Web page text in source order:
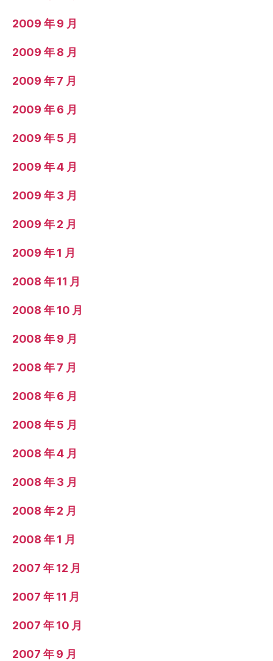
2009 年 9 月
2009 年 8 月
2009 年 7 月
2009 年 6 月
2009 年 5 月
2009 年 4 月
2009 年 3 月
2009 年 2 月
2009 年 1 月
2008 年 11 月
2008 年 10 月
2008 年 9 月
2008 年 7 月
2008 年 6 月
2008 年 5 月
2008 年 4 月
2008 年 3 月
2008 年 2 月
2008 年 1 月
2007 年 12 月
2007 年 11 月
2007 年 10 月
2007 年 9 月